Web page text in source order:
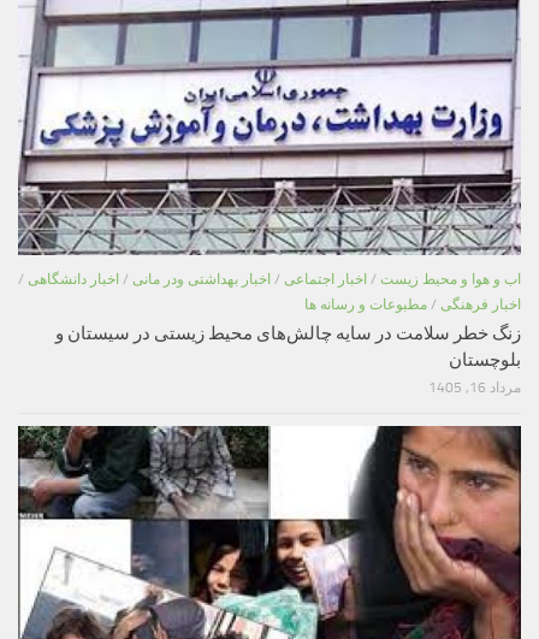
اب و هوا و محیط زیست / اخبار اجتماعی / اخبار بهداشتی ودر مانی / اخبار دانشگاهی /
اخبار فرهنگی / مطبوعات و رسانه ها
زنگ خطر سلامت در سایه چالش‌های محیط زیستی در سیستان و
بلوچستان
مرداد 16, 1405